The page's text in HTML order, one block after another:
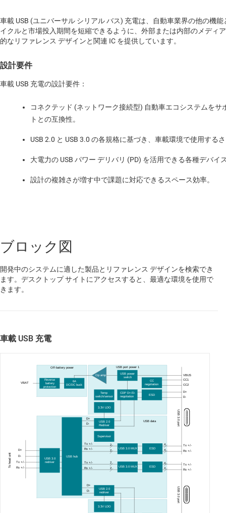
車載 USB (ユニバーサル シリアル バス) 充電は、自動車業界の他の機
イクルと市場投入期間を短縮できるように、外部または内部のメディ
的なリファレンス デザインと関連 IC を提供しています。
設計要件
車載 USB 充電の設計要件：
コネクテッド (ネットワーク接続型) 自動車エコシステムを
トとの互換性。
USB 2.0 と USB 3.0 の各規格に基づき、車載環境で使用す
大電力の USB パワー デリバリ (PD) を活用できる各種デバイ
設計の複雑さが増す中で課題に対応できるスペース効率。
ブロック図
開発中のシステムに適した製品とリファレンス デザインを検索でき
ます。デスクトップ サイトにアクセスすると、最適な環境を使用で
きます。
車載 USB 充電
VBAT
CC2
CC1
VBUS
D+
D-
Tx +/-
Rx +/-
USB 3.0 port
USB 3.0 port
Tx +/-
Rx +/-
To head unit Tx +/-
Rx +/-
D+
D-
2
USB 3.0 MUX
USB 2.0
Redriver
Supervisor
4
4
USB 2.0
redriver
2
2
USB 3.0 MUX
4
4
USB hub
Tx +/-
Rx +/-
D+
D-
D+
D-
Tx +/-
Rx +/-
USB 3.0
redriver
ESD
ESD
2
USB data
3.3V LDO
Reverse
battery
protection
6A
DC/DC buck
Off-battery power
CDP D+/D-
negotiation
CC
negotiation
USB power
switch
ESD
Temp
switch/sensor
3.3V LDO
Op amp
USB port power 1